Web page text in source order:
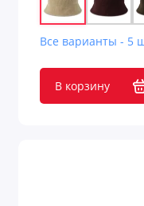
Все варианты - 5
В корзину